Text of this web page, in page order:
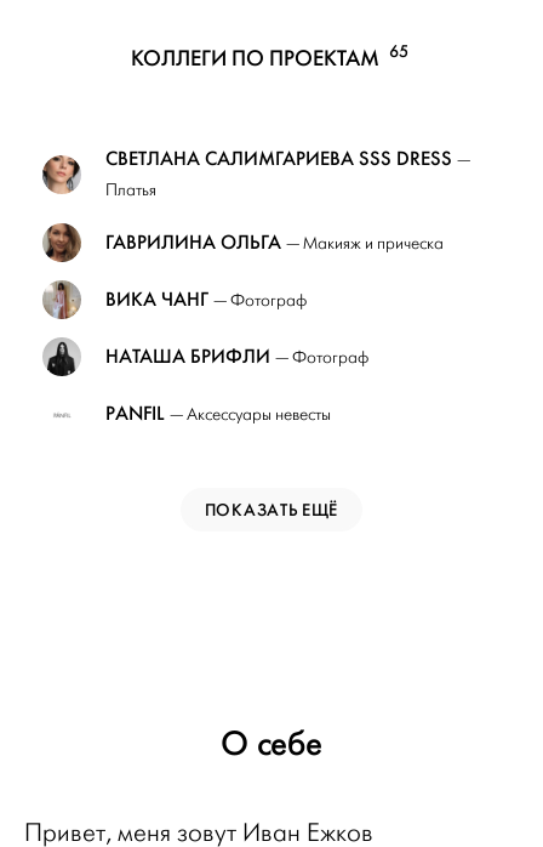
КОЛЛЕГИ ПО ПРОЕКТАМ 65
СВЕТЛАНА САЛИМГАРИЕВА SSS DRESS —
Платья
ГАВРИЛИНА ОЛЬГА — Макияж и прическа
ВИКА ЧАНГ — Фотограф
НАТАША БРИФЛИ — Фотограф
PANFIL — Аксессуары невесты
ПОКАЗАТЬ ЕЩЁ
О себе
Привет, меня зовут Иван Ежков